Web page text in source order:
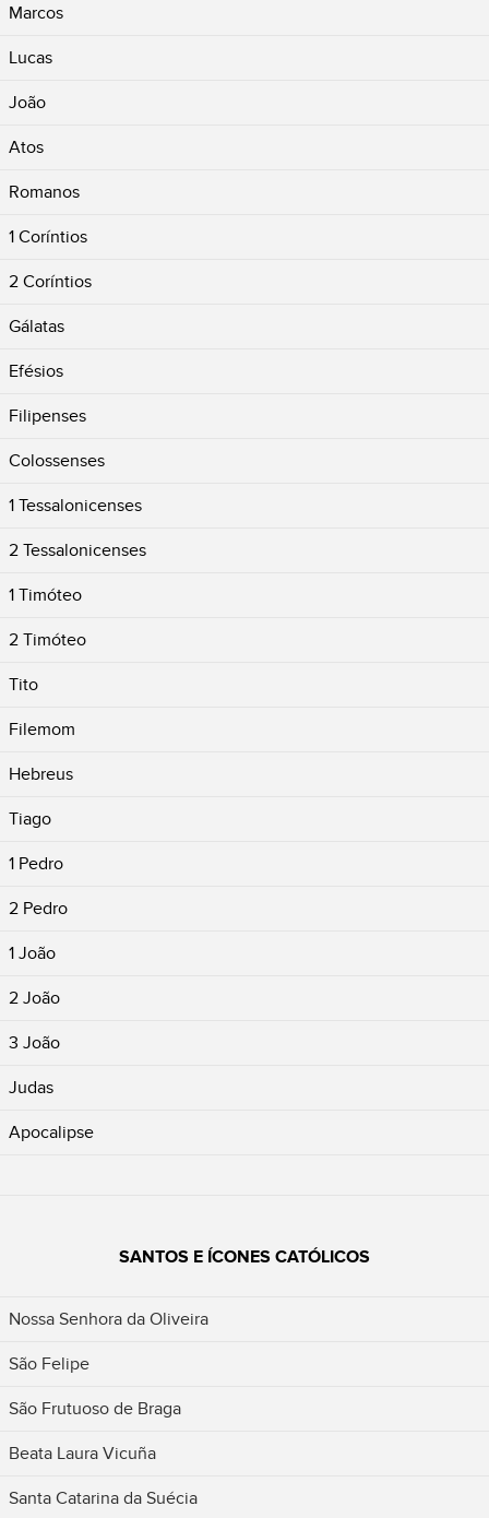
Marcos
Lucas
João
Atos
Romanos
1 Coríntios
2 Coríntios
Gálatas
Efésios
Filipenses
Colossenses
1 Tessalonicenses
2 Tessalonicenses
1 Timóteo
2 Timóteo
Tito
Filemom
Hebreus
Tiago
1 Pedro
2 Pedro
1 João
2 João
3 João
Judas
Apocalipse
SANTOS E ÍCONES CATÓLICOS
Nossa Senhora da Oliveira
São Felipe
São Frutuoso de Braga
Beata Laura Vicuña
Santa Catarina da Suécia